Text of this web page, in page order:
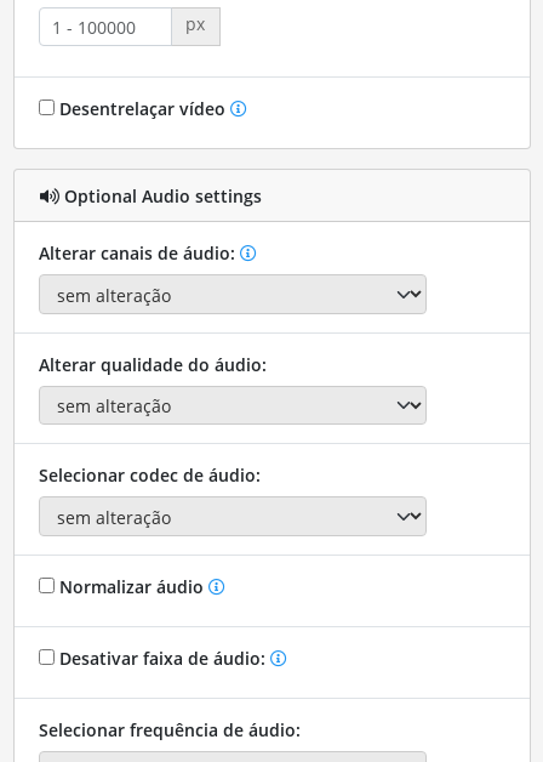
px
Desentrelaçar vídeo
Optional Audio settings
Alterar canais de áudio:
Alterar qualidade do áudio:
Selecionar codec de áudio:
Normalizar áudio
Desativar faixa de áudio:
Selecionar frequência de áudio: